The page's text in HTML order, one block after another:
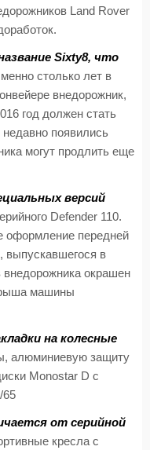
Land Rover
Sixty8, что
столько лет в
внедорожник,
год должен стать
появились
могут продлить еще
версий
Defender 110.
оформление передней
выпускавшегося в
внедорожника окрашен
машины
на колесные
алюминиевую защиту
Monostar D с
65
от серийной
кресла с